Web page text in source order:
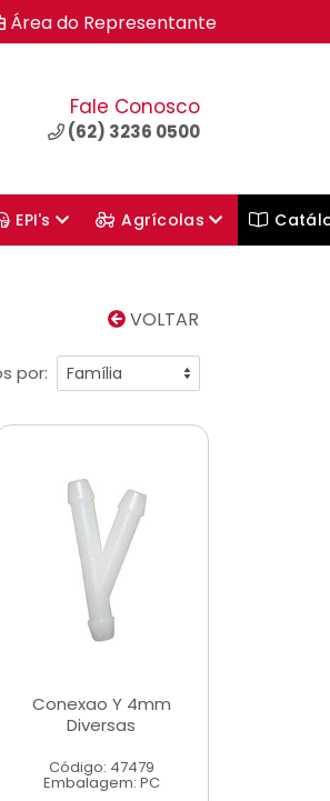
Área do Representante
Fale Conosco
(62) 3236 0500
EPI's Agrícolas
VOLTAR
por:
Conexao Y 4mm
Diversas
Código: 47479
Embalagem: PC